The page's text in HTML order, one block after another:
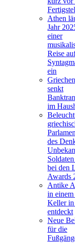
Athen
Jahr
einer
Reise
ein
senkt
im
des
bei den
Awards
Antike
in einem
Keller in
entdeckt
Neue
für die